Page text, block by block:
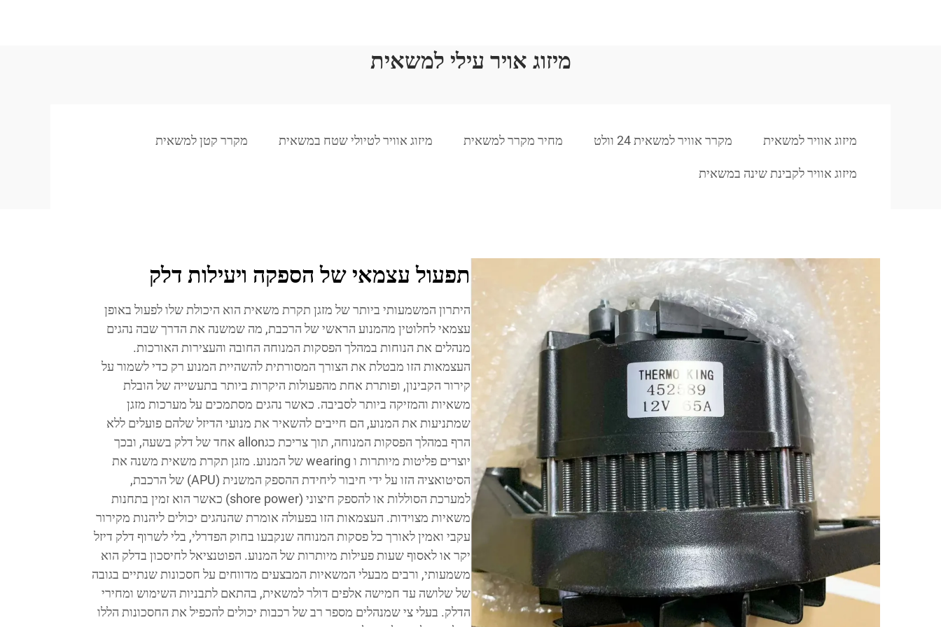
מיזוג אויר עילי למשאית
מיזוג אוויר למשאית מקרר אוויר למשאית 24 וולט מחיר מקרר למשאית מיזוג אוויר לטיולי שטח במשאית מקרר קטן למשאית
מיזוג אוויר לקבינת שינה במשאית
תפעול עצמאי של הספקה ויעילות דלק
היתרון המשמעותי ביותר של מזגן תקרת משאית הוא היכולת שלו לפעול באופן
עצמאי לחלוטין מהמנוע הראשי של הרכבת, מה שמשנה את הדרך שבה נהגים
מנהלים את הנוחות במהלך הפסקות המנוחה החובה והעצירות האורכות.
העצמאות הזו מבטלת את הצורך המסורתית להשהיית המנוע רק כדי לשמור על
קירור הקבינון, ופותרת אחת מהפעולות היקרות ביותר בתעשייה של הובלת
משאיות והמזיקה ביותר לסביבה. כאשר נהגים מסתמכים על מערכות מזגן
שמתניעות את המנוע, הם חייבים להשאיר את מנועי הדיזל שלהם פועלים ללא
הרף במהלך הפסקות המנוחה, תוך צריכת כגallon אחד של דלק בשעה, ובכך
יוצרים פליטות מיותרות ו wearing של המנוע. מזגן תקרת משאית משנה את
הסיטואציה הזו על ידי חיבור ליחידת ההספק המשנית (APU) של הרכבת,
למערכת הסוללות או להספק חיצוני (shore power) כאשר הוא זמין בתחנות
משאיות מצוידות. העצמאות הזו בפעולה אומרת שהנהגים יכולים ליהנות מקירור
עקבי ואמין לאורך כל פסקות המנוחה שנקבעו בחוק הפדרלי, בלי לשרוף דלק דיזל
יקר או לאסוף שעות פעילות מיותרות של המנוע. הפוטנציאל לחיסכון בדלק הוא
משמעותי, ורבים מבעלי המשאיות המבצעים מדווחים על חסכונות שנתיים בגובה
של שלושה עד חמישה אלפים דולר למשאית, בהתאם לתבניות השימוש ומחירי
הדלק. בעלי צי שמנהלים מספר רב של רכבות יכולים להכפיל את החסכונות הללו